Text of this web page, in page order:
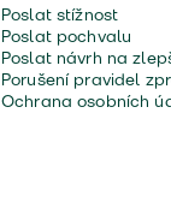
Poslat stížnost
Poslat pochvalu
Poslat návrh na
Porušení pravidel
Ochrana osobních